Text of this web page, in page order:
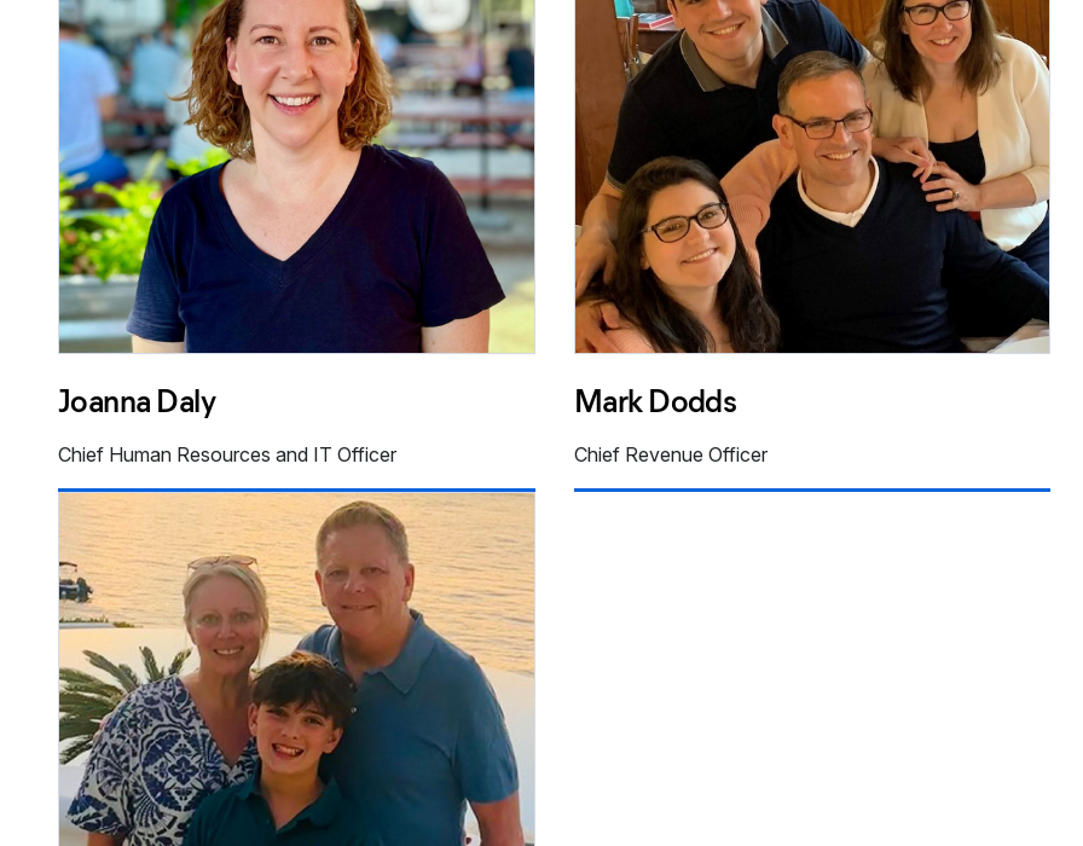
Joanna Daly
Chief Human Resources and IT Officer
Mark Dodds
Chief Revenue Officer